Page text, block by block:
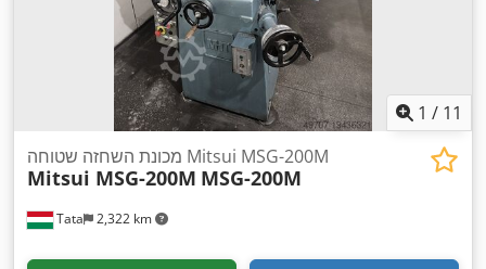
1 / 11
Tata 2,322 km
מכונת השחזה שטוחה Mitsui MSG-200M
Mitsui MSG-200M MSG-200M